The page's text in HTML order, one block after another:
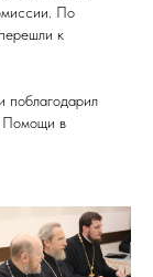
По
к
поблагодарил
Помощи в